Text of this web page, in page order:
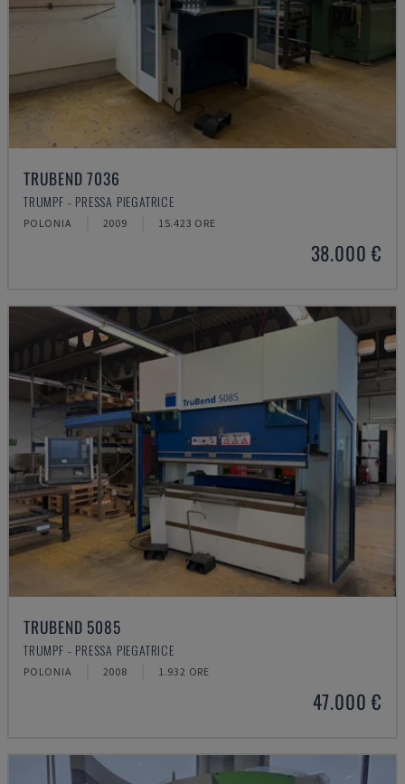
TRUBEND 7036
TRUMPF - PRESSA PIEGATRICE
POLONIA 2009 15.423 ORE
38.000 €
TRUBEND 5085
TRUMPF - PRESSA PIEGATRICE
POLONIA 2008 1.932 ORE
47.000 €